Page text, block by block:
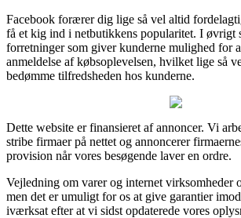
Facebook forærer dig lige så vel altid
få et kig ind i netbutikkens popularitet. I øvrigt
forretninger som giver kunderne mulighed for
anmeldelse af købsoplevelsen, hvilket lige så
bedømme tilfredsheden hos kunderne.
Dette website er finansieret af annoncer. Vi
stribe firmaer på nettet og annoncerer
provision når vores besøgende laver en ordre.
Vejledning om varer og internet virksomheder
men det er umuligt for os at give garantier
iværksat efter at vi sidst opdaterede vores